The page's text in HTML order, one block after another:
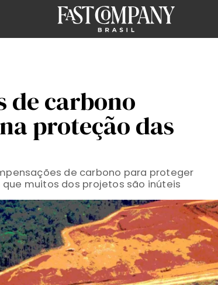
de carbono
proteção das
de carbono para proteger
muitos dos projetos são inúteis